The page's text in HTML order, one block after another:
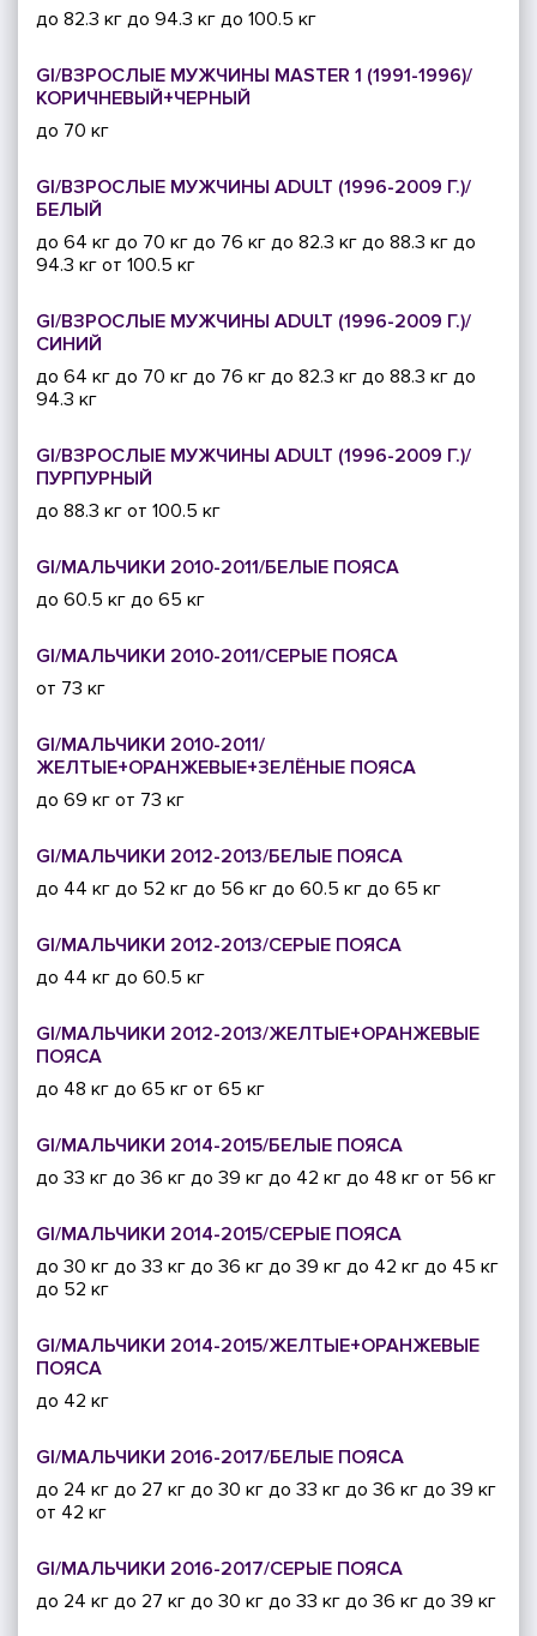
до 82.3 кг до 94.3 кг до 100.5 кг
GI/ВЗРОСЛЫЕ МУЖЧИНЫ MASTER 1 (1991-1996)/
КОРИЧНЕВЫЙ+ЧЕРНЫЙ
до 70 кг
GI/ВЗРОСЛЫЕ МУЖЧИНЫ ADULT (1996-2009 Г.)/
БЕЛЫЙ
до 64 кг до 70 кг до 76 кг до 82.3 кг до 88.3 кг до
94.3 кг от 100.5 кг
GI/ВЗРОСЛЫЕ МУЖЧИНЫ ADULT (1996-2009 Г.)/
СИНИЙ
до 64 кг до 70 кг до 76 кг до 82.3 кг до 88.3 кг до
94.3 кг
GI/ВЗРОСЛЫЕ МУЖЧИНЫ ADULT (1996-2009 Г.)/
ПУРПУРНЫЙ
до 88.3 кг от 100.5 кг
GI/МАЛЬЧИКИ 2010-2011/БЕЛЫЕ ПОЯСА
до 60.5 кг до 65 кг
GI/МАЛЬЧИКИ 2010-2011/СЕРЫЕ ПОЯСА
от 73 кг
GI/МАЛЬЧИКИ 2010-2011/
ЖЕЛТЫЕ+ОРАНЖЕВЫЕ+ЗЕЛЁНЫЕ ПОЯСА
до 69 кг от 73 кг
GI/МАЛЬЧИКИ 2012-2013/БЕЛЫЕ ПОЯСА
до 44 кг до 52 кг до 56 кг до 60.5 кг до 65 кг
GI/МАЛЬЧИКИ 2012-2013/СЕРЫЕ ПОЯСА
до 44 кг до 60.5 кг
GI/МАЛЬЧИКИ 2012-2013/ЖЕЛТЫЕ+ОРАНЖЕВЫЕ
ПОЯСА
до 48 кг до 65 кг от 65 кг
GI/МАЛЬЧИКИ 2014-2015/БЕЛЫЕ ПОЯСА
до 33 кг до 36 кг до 39 кг до 42 кг до 48 кг от 56 кг
GI/МАЛЬЧИКИ 2014-2015/СЕРЫЕ ПОЯСА
до 30 кг до 33 кг до 36 кг до 39 кг до 42 кг до 45 кг
до 52 кг
GI/МАЛЬЧИКИ 2014-2015/ЖЕЛТЫЕ+ОРАНЖЕВЫЕ
ПОЯСА
до 42 кг
GI/МАЛЬЧИКИ 2016-2017/БЕЛЫЕ ПОЯСА
до 24 кг до 27 кг до 30 кг до 33 кг до 36 кг до 39 кг
от 42 кг
GI/МАЛЬЧИКИ 2016-2017/СЕРЫЕ ПОЯСА
до 24 кг до 27 кг до 30 кг до 33 кг до 36 кг до 39 кг